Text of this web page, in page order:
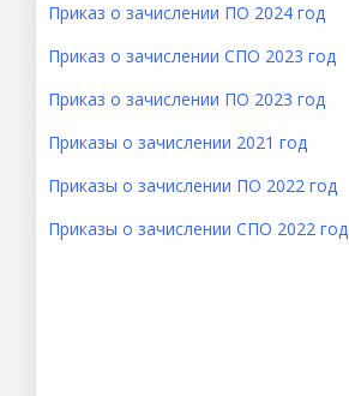
Приказ о зачислении ПО 2024 год
Приказ о зачислении СПО 2023 год
Приказ о зачислении ПО 2023 год
Приказы о зачислении 2021 год
Приказы о зачислении ПО 2022 год
Приказы о зачислении СПО 2022 год